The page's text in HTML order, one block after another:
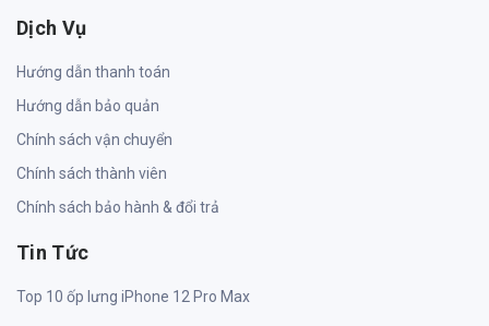
Dịch Vụ
Hướng dẫn thanh toán
Hướng dẫn bảo quản
Chính sách vận chuyển
Chính sách thành viên
Chính sách bảo hành & đổi trả
Tin Tức
Top 10 ốp lưng iPhone 12 Pro Max